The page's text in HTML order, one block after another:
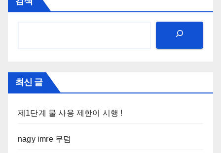
최신 글
제1단계 물 사용 제한이 시행 !
nagy imre 무덤